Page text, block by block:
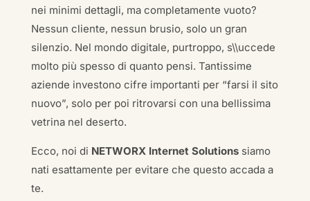
nei minimi dettagli, ma completamente vuoto?
Nessun cliente, nessun brusio, solo un gran
silenzio. Nel mondo digitale, purtroppo, s\\uccede
molto più spesso di quanto pensi. Tantissime
aziende investono cifre importanti per “farsi il sito
nuovo”, solo per poi ritrovarsi con una bellissima
vetrina nel deserto.
Ecco, noi di NETWORX Internet Solutionssiamo
nati esattamente per evitare che questo accada a
te.